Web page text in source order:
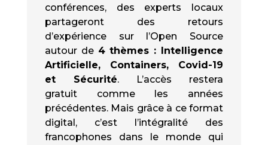
conférences, des experts locaux
partageront des retours
d’expérience sur l’Open Source
autour de 4 thèmes : Intelligence
Artificielle, Containers, Covid-19
et Sécurité. L’accès restera
gratuit comme les années
précédentes. Mais grâce à ce format
digital, c’est l’intégralité des
francophones dans le monde qui